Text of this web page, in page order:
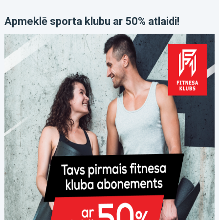
Apmeklē sporta klubu ar 50% atlaidi!